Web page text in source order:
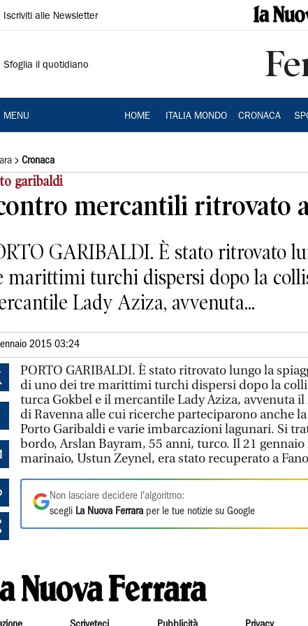
Iscriviti alle Newsletter
Sfoglia il quotidiano
MENU HOME ITALIA MONDO CRONACA
Cronaca
garibaldi
mercantili ritrovato
GARIBALDI. È stato ritrovato
marittimi turchi dispersi dopo la
Lady Aziza, avvenuta...
2015 03:24
PORTO GARIBALDI. È stato ritrovato lungo la
di uno dei tre marittimi turchi dispersi dopo la
turca Gokbel e il mercantile Lady Aziza, avvenuta
di Ravenna alle cui ricerche parteciparono anche
Porto Garibaldi e varie imbarcazioni lagunari. Si
bordo, Arslan Bayram, 55 anni, turco. Il 21
marinaio, Ustun Zeynel, era stato recuperato a
Non lasciare decidere l'algoritmo:
scegli La Nuova Ferrara per le tue notizie su Google